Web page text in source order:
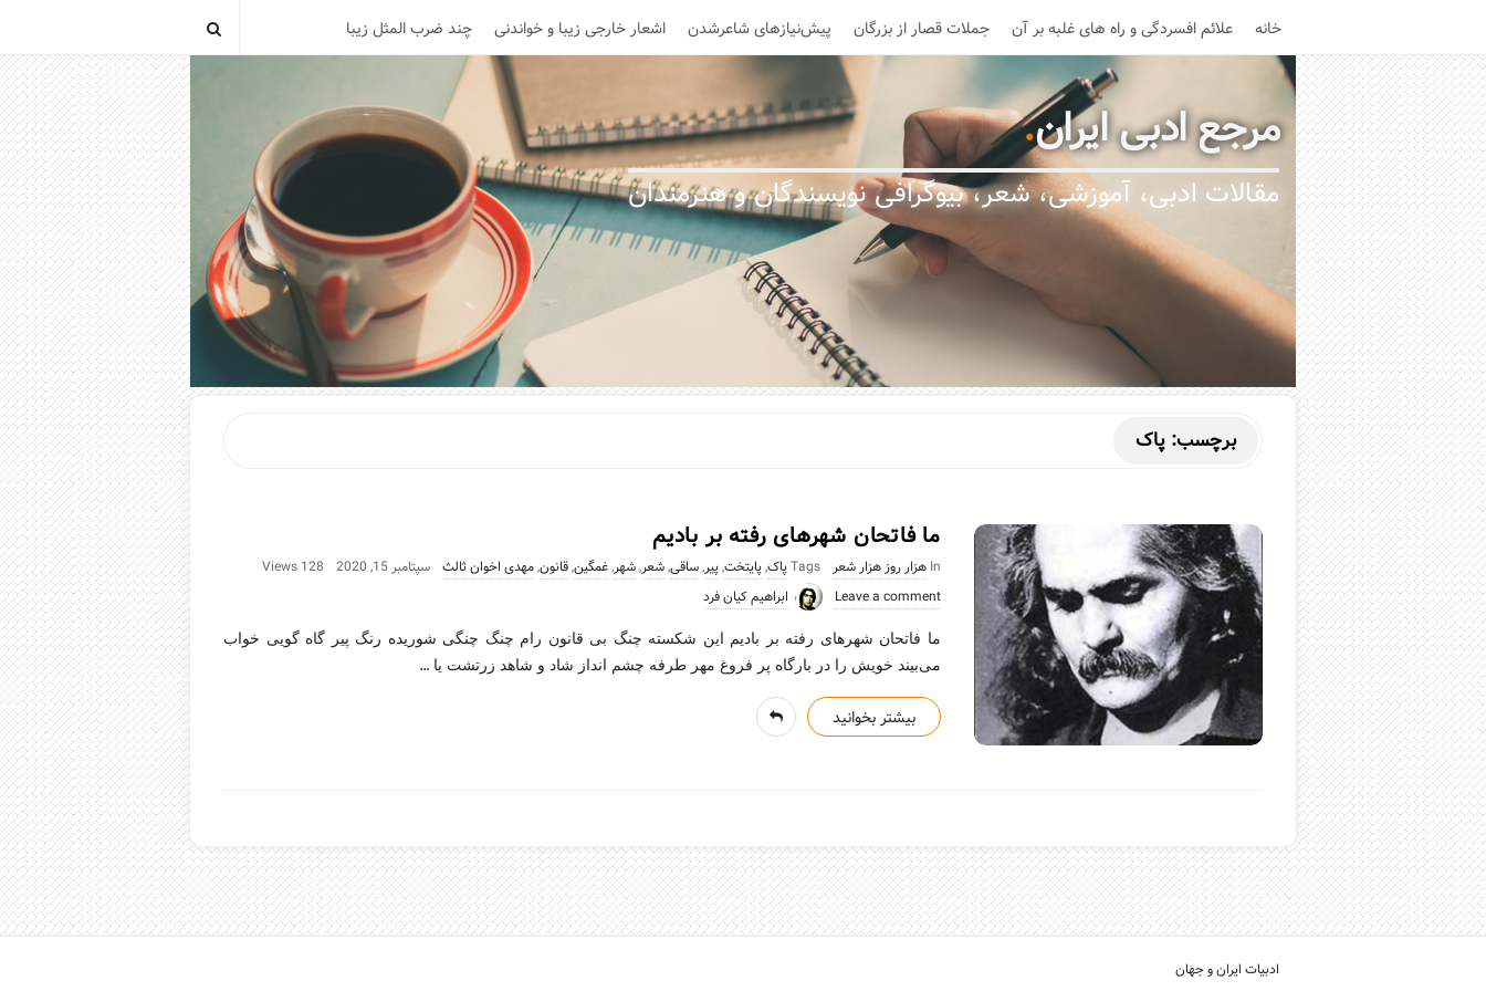
خانه علائم افسردگی و راه های غلبه بر آن جملات قصار از بزرگان پیش‌نیازهای شاعرشدن اشعار خارجی زیبا و خواندنی چند ضرب المثل زیبا
مرجع ادبی ایران.
مقالات ادبی، آموزشی، شعر، بیوگرافی نویسندگان و هنرمندان
برچسب: پاک
ما فاتحان شهرهای رفته بر بادیم
In هزار روز هزار شعر Tagsپاک,پایتخت,پیر,ساقی,شعر,شهر,غمگین,قانون,مهدی اخوان ثالث سپتامبر 15, 2020
128 Views
Leave a comment
ابراهیم کیان فرد
ما فاتحان شهرهای رفته بر بادیم این شکسته چنگ بی قانون رام چنگ چنگی شوریده رنگ پیر گاه گویی خواب
می‌بیند خویش را در بارگاه پر فروغ مهر طرفه چشم انداز شاد و شاهد زرتشت یا …
بیشتر بخوانید
ادبیات ایران و جهان